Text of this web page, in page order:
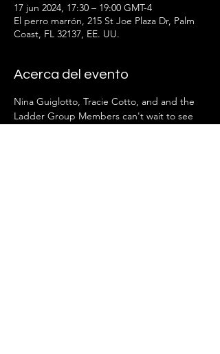
17 jun 2024, 17:30 – 19:00 GMT-4
El perro marrón, 215 St Joe Plaza Dr, Palm
Coast, FL 32137, EE. UU.
Acerca del evento
Nina Guiglotto, Tracie Cotto, and and the
Ladder Group Members can't wait to see